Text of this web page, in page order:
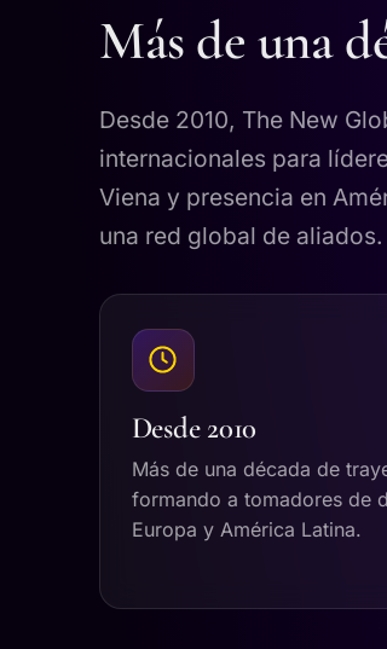
Más de una
Desde 2010, The New
internacionales para
Viena y presencia en
una red global de aliados.
Desde 2010
Más de una década de
formando a tomadores de
Europa y América Latina.